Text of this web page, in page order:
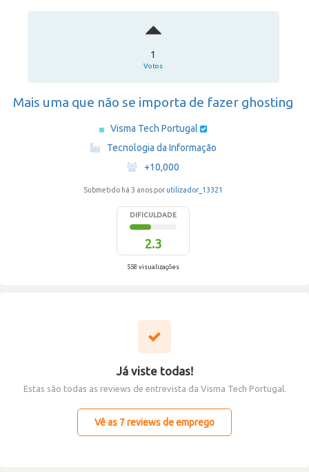
1
Votos
Mais uma que não se importa de fazer ghosting
Visma Tech Portugal
Tecnologia da Informação
·
+10,000
Submetido há 3 anos por utilizador_13321
DIFICULDADE
2.3
558 visualizações
Já viste todas!
Estas são todas as reviews de entrevista da Visma Tech Portugal.
Vê as 7 reviews de emprego